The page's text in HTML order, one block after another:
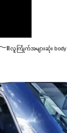
။လူကြိုက်အများဆုံး body